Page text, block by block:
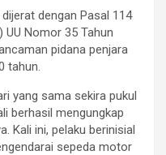
dengan Pasal 114
Nomor 35 Tahun
pidana penjara
tahun.
yang sama sekira pukul
berhasil mengungkap
Kali ini, pelaku berinisial
sepeda motor